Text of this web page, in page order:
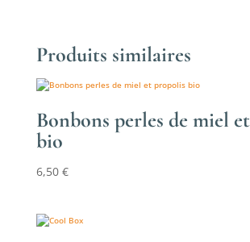
Produits similaires
Bonbons perles de miel
bio
6,50 €